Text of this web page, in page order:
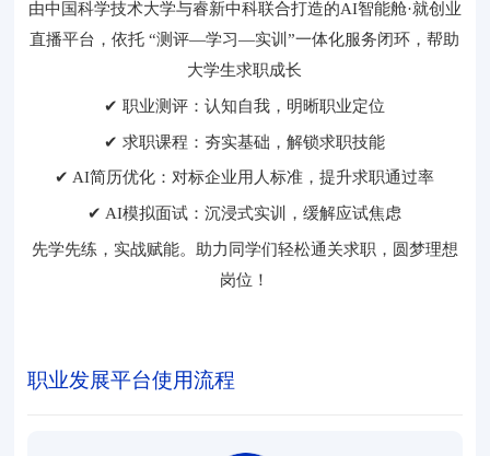
由中国科学技术大学与睿新中科联合打造的AI智能舱·就创业
直播平台，依托 “测评—学习—实训”一体化服务闭环，帮助
大学生求职成长
✔ 职业测评：认知自我，明晰职业定位
✔ 求职课程：夯实基础，解锁求职技能
✔ AI简历优化：对标企业用人标准，提升求职通过率
✔ AI模拟面试：沉浸式实训，缓解应试焦虑
先学先练，实战赋能。助力同学们轻松通关求职，圆梦理想
岗位！
职业发展平台使用流程